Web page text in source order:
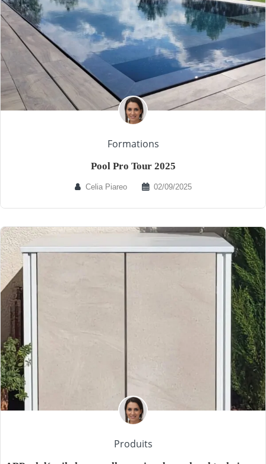
Formations
Pool Pro Tour 2025
Celia Piareo 02/09/2025
Produits